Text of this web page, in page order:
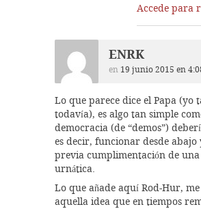
Accede para
ENRK
en 19 junio 2015 en
Lo que parece dice el Papa (yo
todavía), es algo tan simple
democracia (de “demos”)
es decir, funcionar desde abajo
previa cumplimentación de una
urnática.
Lo que añade aquí Rod-Hur,
aquella idea que en tiempos